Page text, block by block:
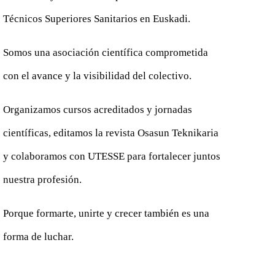
Técnicos Superiores Sanitarios en Euskadi.
Somos una asociación científica comprometida
con el avance y la visibilidad del colectivo.
Organizamos cursos acreditados y jornadas
científicas, editamos la revista Osasun Teknikaria
y colaboramos con UTESSE para fortalecer juntos
nuestra profesión.
Porque formarte, unirte y crecer también es una
forma de luchar.